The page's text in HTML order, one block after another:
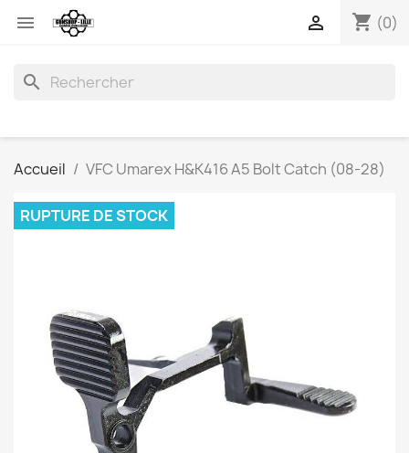
 shopping_cart (0)

search
Accueil VFC Umarex H&K416 A5 Bolt Catch (08-28)
RUPTURE DE STOCK